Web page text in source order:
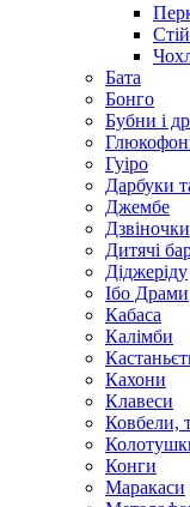
Бата
Бонго
Бубни і
Гуіро
Дарбуки
Джембе
Дзвіночки
Дитячі
Діджеріду
Ібо Драми
Кабаса
Калімби
Кахони
Клавеси
Ковбели,
Конги
Маракаси